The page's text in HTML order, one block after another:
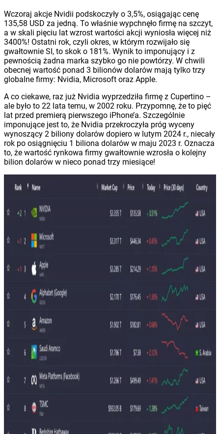
Wczoraj akcje Nvidii podskoczyły o 3,5%, osiągając cenę
135,58 USD za jedną. To właśnie wypchnęło firmę na szczyt,
a w skali pięciu lat wzrost wartości akcji wyniosła więcej niż
3400%! Ostatni rok, czyli okres, w którym rozwijało się
gwałtownie SI, to skok o 181%. Wynik to imponujący i z
pewnością żadna marka szybko go nie powtórzy. W chwili
obecnej wartość ponad 3 bilionów dolarów mają tylko trzy
globalne firmy: Nvidia, Microsoft oraz Apple.
A co ciekawe, raz już Nvidia wyprzedziła firmę z Cupertino –
ale było to 22 lata temu, w 2002 roku. Przypomnę, że to pięć
lat przed premierą pierwszego iPhone’a. Szczególnie
imponujące jest to, że Nvidia przekroczyła próg wyceny
wynoszący 2 biliony dolarów dopiero w lutym 2024 r., niecały
rok po osiągnięciu 1 biliona dolarów w maju 2023 r. Oznacza
to, że wartość rynkowa firmy gwałtownie wzrosła o kolejny
bilion dolarów w nieco ponad trzy miesiące!